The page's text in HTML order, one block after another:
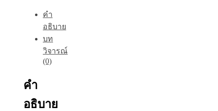
คำ
อธิบาย
บท
วิจารณ์
(0)
คำ
อธิบาย